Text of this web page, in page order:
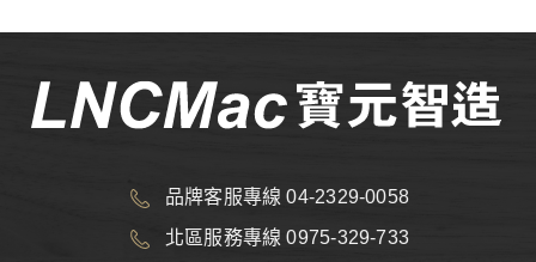
品牌客服專線 04-2329-0058
北區服務專線 0975-329-733